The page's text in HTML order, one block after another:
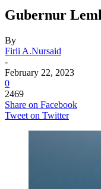
Gubernur
By
Firli A.Nursaid
-
February 22, 2023
0
2469
Share on Facebook
Tweet on Twitter